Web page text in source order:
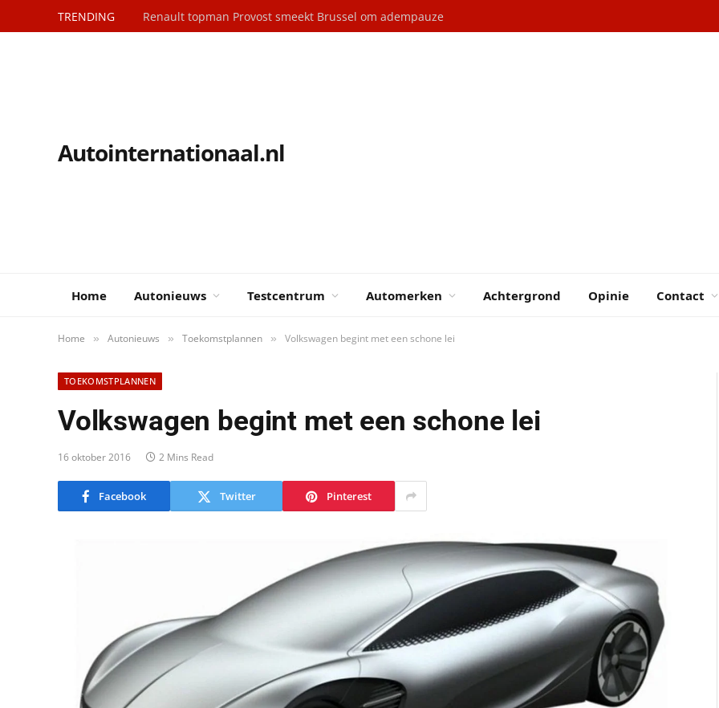
TRENDING Klaar voor serieproductie: Dacia Hipster
Autointernationaal.nl
Home Autonieuws Testcentrum Automerken Achtergrond Opinie Contact
Home » Autonieuws » Toekomstplannen » Volkswagen begint met een schone lei
TOEKOMSTPLANNEN
Volkswagen begint met een schone lei
16 oktober 2016 2 Mins Read
Facebook Twitter Pinterest